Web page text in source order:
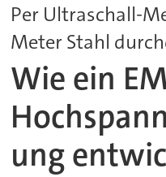
Per Ultraschall-
Meter Stahl
Wie ein
ung